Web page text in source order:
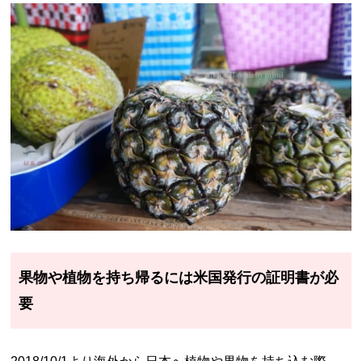
果物や植物を持ち帰るには米国発行の証明書が必
要